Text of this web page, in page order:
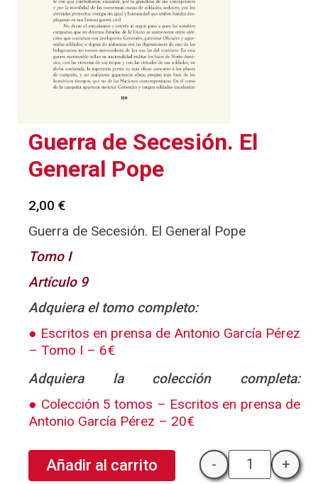
Guerra de Secesión. El
General Pope
2,00 €
Guerra de Secesión. El General Pope
Tomo I
Artículo 9
Adquiera el tomo completo:
Escritos en prensa de Antonio García Pérez
– Tomo I – 6€
Adquiera la colección completa:
Colección 5 tomos – Escritos en prensa de
Antonio García Pérez – 20€
Guerra de
- +
Añadir al carrito